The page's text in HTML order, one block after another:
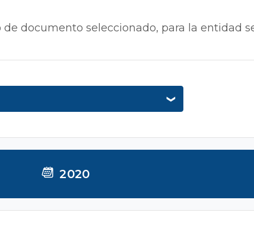
documento seleccionado, para la entidad
2020